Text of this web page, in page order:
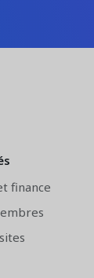
finance